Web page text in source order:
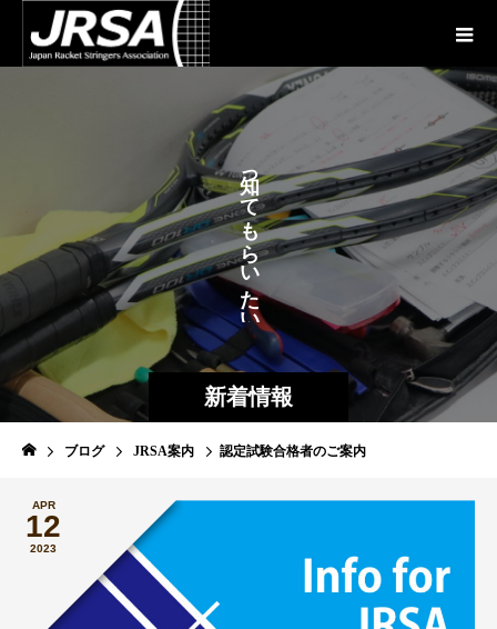
新着情報
っ
て
も
ら
い
た
い
が
あ
ブログ JRSA案内 認定試験合格者のご案内
APR
12
2023